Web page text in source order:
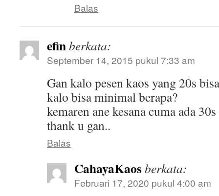
Balas
efinberkata:
September 14, 2015 pukul 7:33 am
Gan kalo pesen kaos yang 20s
kalo bisa minimal berapa?
kemaren ane kesana cuma ada 30s
thank u gan..
Balas
CahayaKaosberkata:
Februari 17, 2020 pukul 4:00 am